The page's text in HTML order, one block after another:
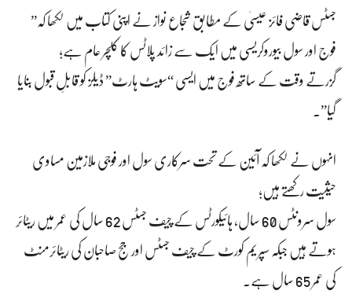
جسٹس قاضی فائز عیسیٰ کے مطابق شجاع نواز نے اپنی کتاب میں لکھا کہ”
فوج اور سول بیوروکریسی میں ایک سے زائد پلاٹس کا کلچر عام ہے؛
گزرتے وقت کے ساتھ فوج میں ایسی “سویٹ ہارٹ” ڈیلز کو قابلِ قبول بنایا
گیا”۔
انہوں نے لکھا کہ آئین کے تحت سرکاری سول اور فوجی ملازمین مساوی
حیثیت رکھتے ہیں؛
سول سرونٹس 60 سال، ہائیکورٹس کے چیف جسٹس 62 سال کی عمر میں ریٹائر
ہوتے ہیں جبکہ سپریم کورٹ کے چیف جسٹس اور جج صاحبان کی ریٹائرمنٹ
کی عمر 65 سال ہے۔